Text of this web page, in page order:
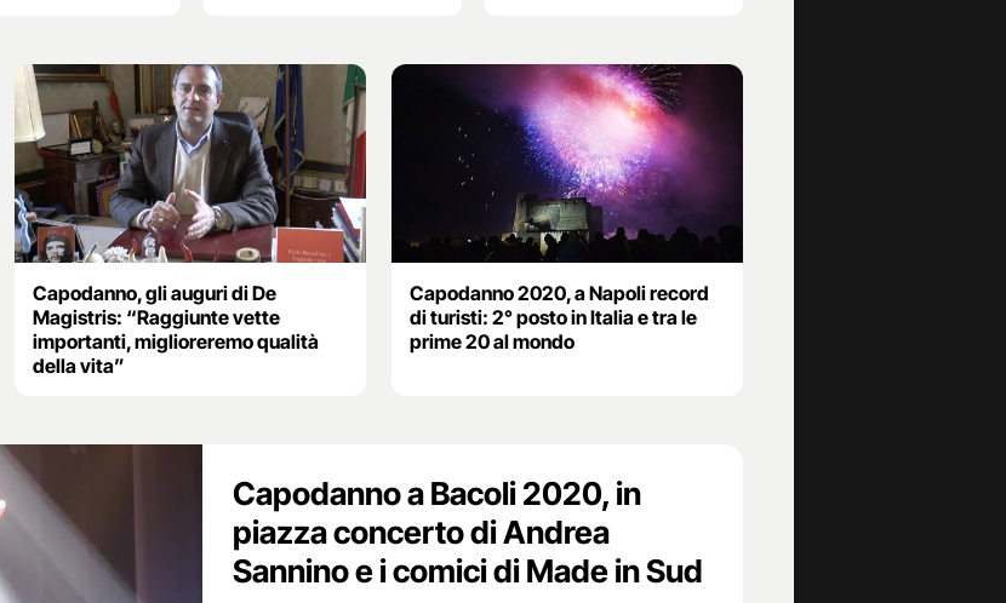
Capodanno, gli auguri di De
Magistris: “Raggiunte vette
importanti, miglioreremo qualità
della vita”
Capodanno 2020, a Napoli record
di turisti: 2° posto in Italia e tra le
prime 20 al mondo
Capodanno a Bacoli 2020, in
piazza concerto di Andrea
Sannino e i comici di Made in Sud